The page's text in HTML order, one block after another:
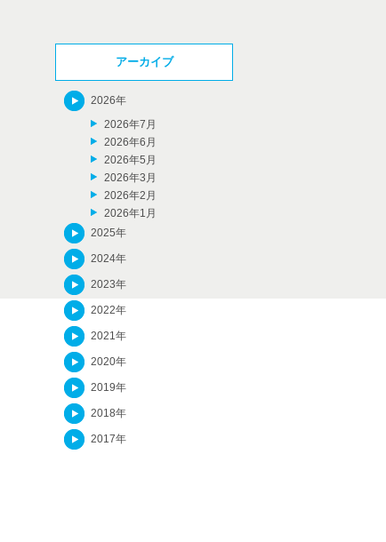
アーカイブ
2026年
2026年7月
2026年6月
2026年5月
2026年3月
2026年2月
2026年1月
2025年
2024年
2023年
2022年
2021年
2020年
2019年
2018年
2017年